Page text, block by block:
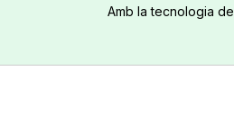
Amb la tecnologia de